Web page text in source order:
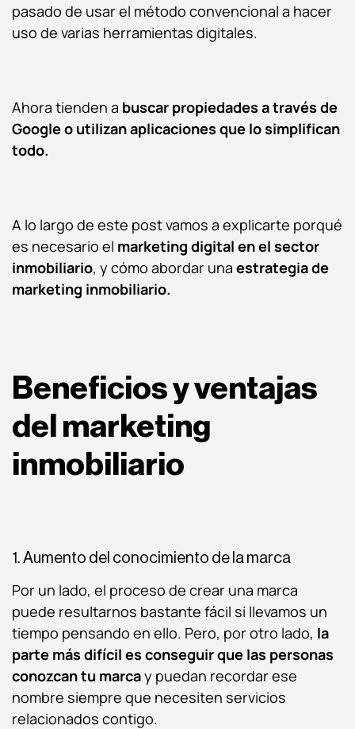
pasado de usar el método convencional a hacer
uso de varias herramientas digitales.
Ahora tienden a buscar propiedades a través de
Google o utilizan aplicaciones que lo simplifican
todo.
A lo largo de este post vamos a explicarte porqué
es necesario el marketing digital en el sector
inmobiliario, y cómo abordar una estrategia de
marketing inmobiliario.
Beneficios y ventajas
del marketing
inmobiliario
1. Aumento del conocimiento de la marca
Por un lado, el proceso de crear una marca
puede resultarnos bastante fácil si llevamos un
tiempo pensando en ello. Pero, por otro lado, la
parte más difícil es conseguir que las personas
conozcan tu marcay puedan recordar ese
nombre siempre que necesiten servicios
relacionados contigo.